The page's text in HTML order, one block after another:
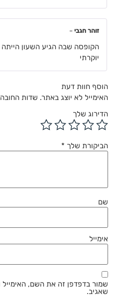
זוהר חגבי –
הקופסה שבה הגיע השעון
יוקרתי
הוסף חוות דעת
האימייל לא יוצג באתר. שדות
הדירוג שלך
הביקורת שלך *
שם
אימייל
שמור בדפדפן זה את השם,
שאגיב.